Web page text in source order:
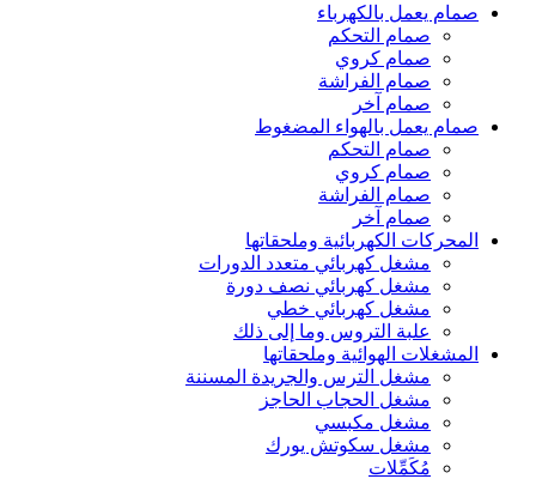
صمام يعمل بالكهرباء
صمام التحكم
صمام كروي
صمام الفراشة
صمام آخر
صمام يعمل بالهواء المضغوط
صمام التحكم
صمام كروي
صمام الفراشة
صمام آخر
المحركات الكهربائية وملحقاتها
مشغل كهربائي متعدد الدورات
مشغل كهربائي نصف دورة
مشغل كهربائي خطي
علبة التروس وما إلى ذلك
المشغلات الهوائية وملحقاتها
مشغل الترس والجريدة المسننة
مشغل الحجاب الحاجز
مشغل مكبسي
مشغل سكوتش يورك
مُكَمِّلات